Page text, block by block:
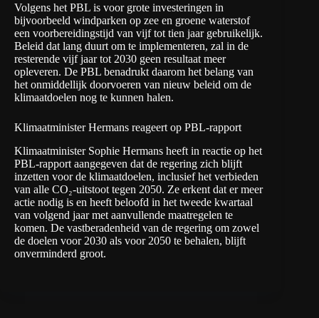
Volgens het PBL is voor grote investeringen in
bijvoorbeeld windparken op zee en groene waterstof
een voorbereidingstijd van vijf tot tien jaar gebruikelijk.
Beleid dat lang duurt om te implementeren, zal in de
resterende vijf jaar tot 2030 geen resultaat meer
opleveren. De PBL benadrukt daarom het belang van
het onmiddellijk doorvoeren van nieuw beleid om de
klimaatdoelen nog te kunnen halen.
Klimaatminister Hermans reageert op PBL-rapport
Klimaatminister Sophie Hermans heeft in reactie op het
PBL-rapport aangegeven dat de regering zich blijft
inzetten voor de klimaatdoelen, inclusief het verbieden
van alle CO₂-uitstoot tegen 2050. Ze erkent dat er meer
actie nodig is en heeft beloofd in het tweede kwartaal
van volgend jaar met aanvullende maatregelen te
komen. De vastberadenheid van de regering om zowel
de doelen voor 2030 als voor 2050 te behalen, blijft
onverminderd groot.